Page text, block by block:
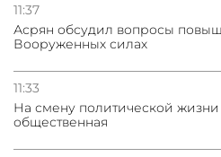
11:37
Асрян обсудил вопросы
Вооруженных силах
11:33
На смену политической
общественная